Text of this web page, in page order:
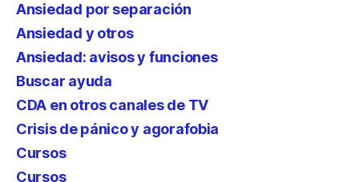
Ansiedad por separación
Ansiedad y otros
Ansiedad: avisos y funciones
Buscar ayuda
CDA en otros canales de TV
Crisis de pánico y agorafobia
Cursos
Cursos